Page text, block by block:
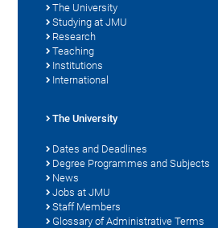
The University
Studying at JMU
Research
Teaching
Institutions
International
The University
Dates and Deadlines
Degree Programmes and Subjects
News
Jobs at JMU
Staff Members
Glossary of Administrative Terms